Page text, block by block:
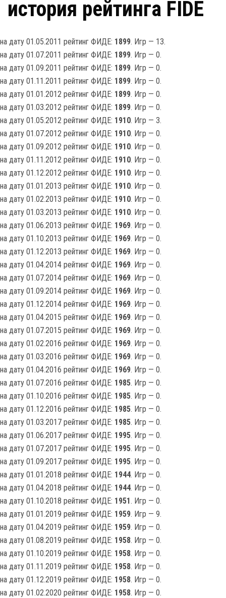
история рейтинга FIDE
на дату 01.05.2011 рейтинг ФИДЕ: 1899. Игр — 13.
на дату 01.07.2011 рейтинг ФИДЕ: 1899. Игр — 0.
на дату 01.09.2011 рейтинг ФИДЕ: 1899. Игр — 0.
на дату 01.11.2011 рейтинг ФИДЕ: 1899. Игр — 0.
на дату 01.01.2012 рейтинг ФИДЕ: 1899. Игр — 0.
на дату 01.03.2012 рейтинг ФИДЕ: 1899. Игр — 0.
на дату 01.05.2012 рейтинг ФИДЕ: 1910. Игр — 3.
на дату 01.07.2012 рейтинг ФИДЕ: 1910. Игр — 0.
на дату 01.09.2012 рейтинг ФИДЕ: 1910. Игр — 0.
на дату 01.11.2012 рейтинг ФИДЕ: 1910. Игр — 0.
на дату 01.12.2012 рейтинг ФИДЕ: 1910. Игр — 0.
на дату 01.01.2013 рейтинг ФИДЕ: 1910. Игр — 0.
на дату 01.02.2013 рейтинг ФИДЕ: 1910. Игр — 0.
на дату 01.03.2013 рейтинг ФИДЕ: 1910. Игр — 0.
на дату 01.06.2013 рейтинг ФИДЕ: 1969. Игр — 0.
на дату 01.10.2013 рейтинг ФИДЕ: 1969. Игр — 0.
на дату 01.12.2013 рейтинг ФИДЕ: 1969. Игр — 0.
на дату 01.04.2014 рейтинг ФИДЕ: 1969. Игр — 0.
на дату 01.07.2014 рейтинг ФИДЕ: 1969. Игр — 0.
на дату 01.09.2014 рейтинг ФИДЕ: 1969. Игр — 0.
на дату 01.12.2014 рейтинг ФИДЕ: 1969. Игр — 0.
на дату 01.04.2015 рейтинг ФИДЕ: 1969. Игр — 0.
на дату 01.07.2015 рейтинг ФИДЕ: 1969. Игр — 0.
на дату 01.02.2016 рейтинг ФИДЕ: 1969. Игр — 0.
на дату 01.03.2016 рейтинг ФИДЕ: 1969. Игр — 0.
на дату 01.04.2016 рейтинг ФИДЕ: 1969. Игр — 0.
на дату 01.07.2016 рейтинг ФИДЕ: 1985. Игр — 0.
на дату 01.10.2016 рейтинг ФИДЕ: 1985. Игр — 0.
на дату 01.12.2016 рейтинг ФИДЕ: 1985. Игр — 0.
на дату 01.03.2017 рейтинг ФИДЕ: 1985. Игр — 0.
на дату 01.06.2017 рейтинг ФИДЕ: 1995. Игр — 0.
на дату 01.07.2017 рейтинг ФИДЕ: 1995. Игр — 0.
на дату 01.09.2017 рейтинг ФИДЕ: 1995. Игр — 0.
на дату 01.01.2018 рейтинг ФИДЕ: 1944. Игр — 0.
на дату 01.04.2018 рейтинг ФИДЕ: 1944. Игр — 0.
на дату 01.10.2018 рейтинг ФИДЕ: 1951. Игр — 0.
на дату 01.01.2019 рейтинг ФИДЕ: 1959. Игр — 9.
на дату 01.04.2019 рейтинг ФИДЕ: 1959. Игр — 0.
на дату 01.08.2019 рейтинг ФИДЕ: 1958. Игр — 0.
на дату 01.10.2019 рейтинг ФИДЕ: 1958. Игр — 0.
на дату 01.11.2019 рейтинг ФИДЕ: 1958. Игр — 0.
на дату 01.12.2019 рейтинг ФИДЕ: 1958. Игр — 0.
на дату 01.02.2020 рейтинг ФИДЕ: 1958. Игр — 0.